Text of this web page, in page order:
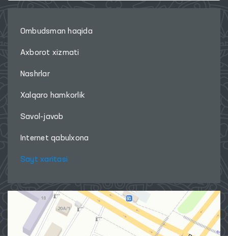
Ombudsman haqida
Axborot xizmati
Nashrlar
Xalqaro hamkorlik
Savol-javob
Internet qabulxona
Sayt xaritasi